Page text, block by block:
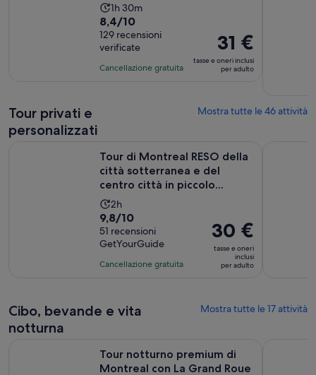
L’attività
dura
Un’ora
e
30
1h 30m
Valutazione
di
8.4
su
recensioni
8,4/10
129 recensioni
verificate
Cancellazione gratuita
Il
prezzo
è
adulto
31 €
tasse e oneri inclusi
per adulto
Tour privati e
personalizzati
Mostra tutte le 46 attività
Tour di Montreal RESO della
città sotterranea e del
centro città in piccolo...
L’attività
dura
2
ore
2h
Valutazione
di
9.8
su
base
recensioni
9,8/10
51 recensioni
GetYourGuide
Cancellazione gratuita
Il
prezzo
è
30 €
30 €
tasse e oneri
inclusi
per adulto
Cibo, bevande e vita
notturna
Mostra tutte le 17 attività
Tour notturno premium di
Montreal con La Grand Roue